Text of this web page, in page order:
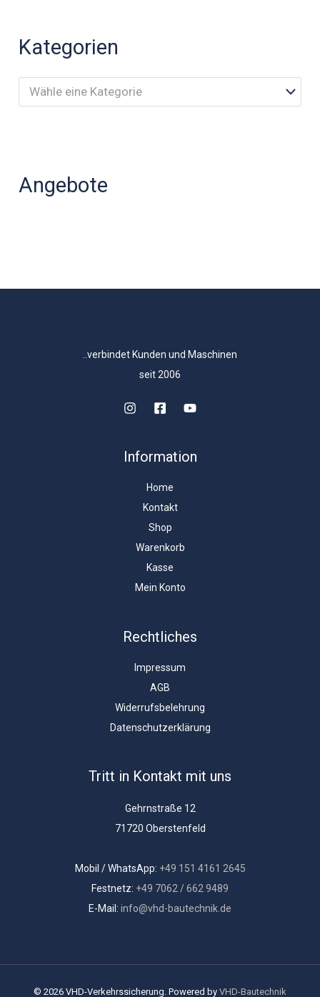
Kategorien
Wähle eine Kategorie
Angebote
..verbindet Kunden und Maschinen
seit 2006
Information
Home
Kontakt
Shop
Warenkorb
Kasse
Mein Konto
Rechtliches
Impressum
AGB
Widerrufsbelehrung
Datenschutzerklärung
Tritt in Kontakt mit uns
Gehrnstraße 12
71720 Oberstenfeld
Mobil / WhatsApp: +49 151 4161 2645
Festnetz: +49 7062 / 662 9489
E-Mail: info@vhd-bautechnik.de
© 2026 VHD-Verkehrssicherung. Powered by VHD-Bautechnik